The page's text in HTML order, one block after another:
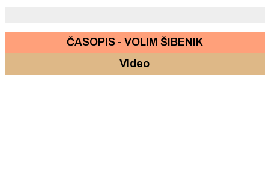
ČASOPIS - VOLIM ŠIBENIK
Video